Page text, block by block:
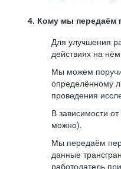
4. Кому мы передаём
Для улучшения
действиях на
Мы можем
определённому
проведения
В зависимости
можно).
Мы передаём
данные
работодатель